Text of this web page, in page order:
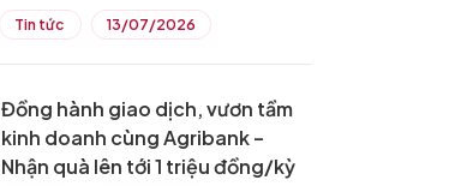
Tin tức 13/07/2026
Đồng hành giao dịch, vươn tầm
kinh doanh cùng Agribank –
Nhận quà lên tới 1 triệu đồng/kỳ